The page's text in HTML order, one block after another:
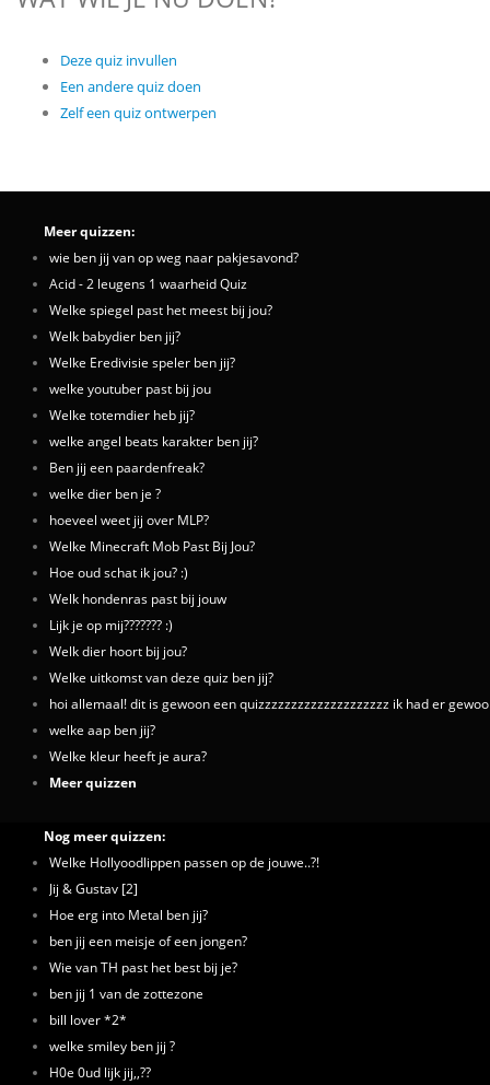
Deze quiz invullen
Een andere quiz doen
Zelf een quiz ontwerpen
Meer quizzen:
wie ben jij van op weg naar pakjesavond?
Acid - 2 leugens 1 waarheid Quiz
Welke spiegel past het meest bij jou?
Welk babydier ben jij?
Welke Eredivisie speler ben jij?
welke youtuber past bij jou
Welke totemdier heb jij?
welke angel beats karakter ben jij?
Ben jij een paardenfreak?
welke dier ben je ?
hoeveel weet jij over MLP?
Welke Minecraft Mob Past Bij Jou?
Hoe oud schat ik jou? :)
Welk hondenras past bij jouw
Lijk je op mij??????? :)
Welk dier hoort bij jou?
Welke uitkomst van deze quiz ben jij?
hoi allemaal! dit is gewoon een quizzzzzzzzzzzzzzzzzzzz ik had er
welke aap ben jij?
Welke kleur heeft je aura?
Meer quizzen
Nog meer quizzen:
Welke Hollyoodlippen passen op de jouwe..?!
Jij & Gustav [2]
Hoe erg into Metal ben jij?
ben jij een meisje of een jongen?
Wie van TH past het best bij je?
ben jij 1 van de zottezone
bill lover *2*
welke smiley ben jij ?
H0e 0ud lijk jij,,??